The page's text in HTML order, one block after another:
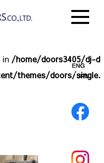
in /home/doors3405/dj-d
themes/doors/single.